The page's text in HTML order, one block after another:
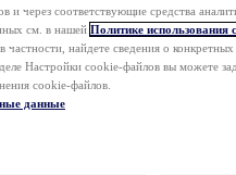
и через соответствующие средства
см. в нашей Политике использования
в частности, найдете сведения о
Настройки cookie-файлов вы можете
cookie-файлов.
данные